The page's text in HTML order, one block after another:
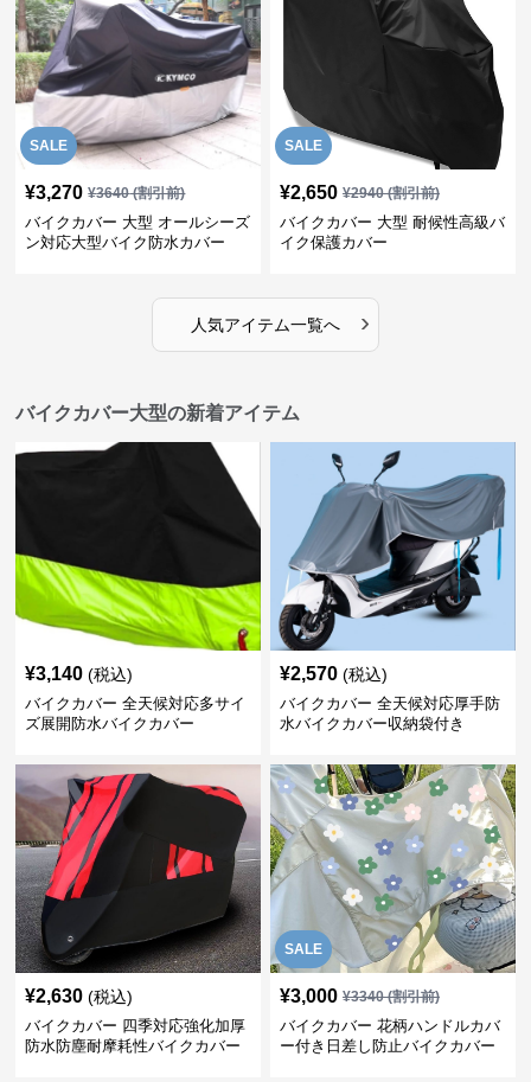
SALE
¥3,270 ¥3640(割引前)
バイクカバー 大型 オールシーズ
ン対応大型バイク防水カバー
SALE
¥2,650 ¥2940(割引前)
バイクカバー 大型 耐候性高級バ
イク保護カバー
人気アイテム一覧へ ›
バイクカバー大型の新着アイテム
¥3,140 (税込)
バイクカバー 全天候対応多サイ
ズ展開防水バイクカバー
¥2,570 (税込)
バイクカバー 全天候対応厚手防
水バイクカバー収納袋付き
¥2,630 (税込)
バイクカバー 四季対応強化加厚
防水防塵耐摩耗性バイクカバー
SALE
¥3,000 ¥3340(割引前)
バイクカバー 花柄ハンドルカバ
ー付き日差し防止バイクカバー